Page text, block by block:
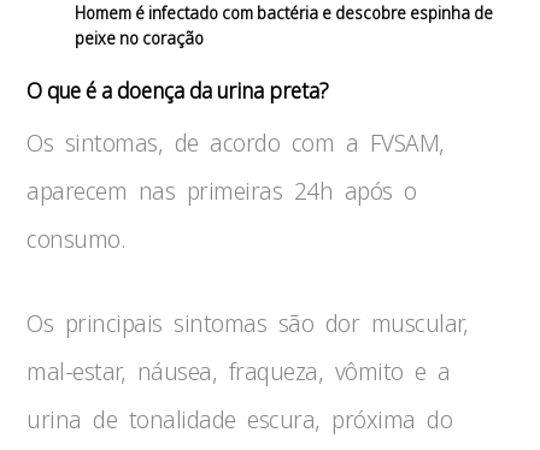
Homem é infectado com bactéria e descobre espinha de
peixe no coração
O que é a doença da urina preta?
Os sintomas, de acordo com a FVSAM,
aparecem nas primeiras 24h após o
consumo.
Os principais sintomas são dor muscular,
mal-estar, náusea, fraqueza, vômito e a
urina de tonalidade escura, próxima do